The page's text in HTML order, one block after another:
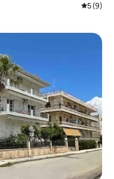
Note
5 (9)